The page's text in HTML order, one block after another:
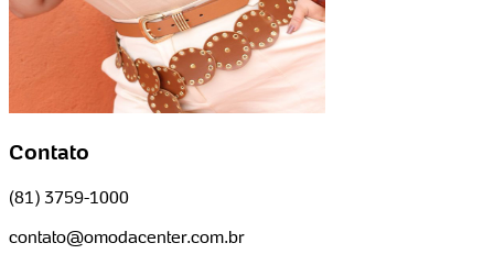
Contato
(81) 3759-1000
contato@omodacenter.com.br